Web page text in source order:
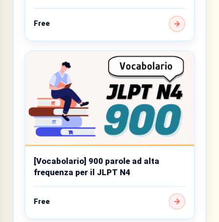
Free
[Vocabolario] 900 parole ad alta
frequenza per il JLPT N4
Free